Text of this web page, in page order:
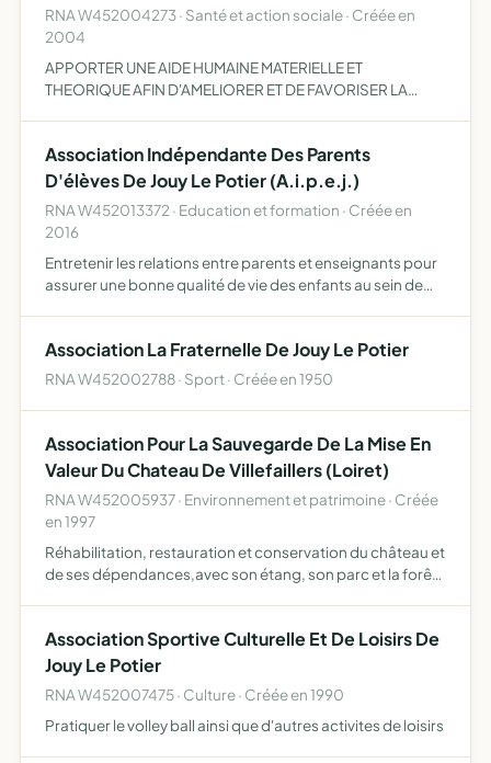
RNA W452004273 · Santé et action sociale · Créée en
2004
APPORTER UNE AIDE HUMAINE MATERIELLE ET
THEORIQUE AFIN D'AMELIORER ET DE FAVORISER LA
Association Indépendante Des Parents
D'élèves De Jouy Le Potier (A.i.p.e.j.)
RNA W452013372 · Education et formation · Créée en
2016
Entretenir les relations entre parents et enseignants pour
assurer une bonne qualité de vie des enfants au sein de
Association La Fraternelle De Jouy Le Potier
RNA W452002788 · Sport · Créée en 1950
Association Pour La Sauvegarde De La Mise En
Valeur Du Chateau De Villefaillers (Loiret)
RNA W452005937 · Environnement et patrimoine · Créée
en 1997
Réhabilitation, restauration et conservation du château et
de ses dépendances,avec son étang, son parc et la forêt,
Association Sportive Culturelle Et De Loisirs De
Jouy Le Potier
RNA W452007475 · Culture · Créée en 1990
Pratiquer le volley ball ainsi que d'autres activites de loisirs